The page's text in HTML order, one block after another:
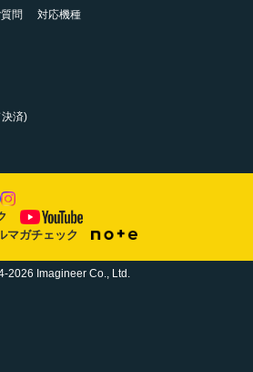
問
対応機種
済)
マガチェック
2026 Imagineer Co., Ltd.